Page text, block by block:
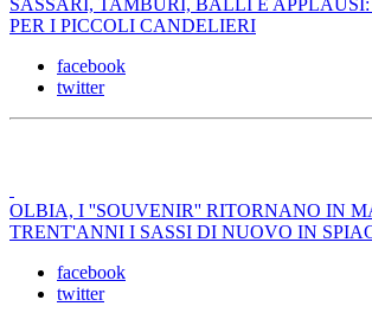
SASSARI, TAMBURI, BALLI E
PER I PICCOLI CANDELIERI
facebook
twitter
OLBIA, I ''SOUVENIR'' RITORNANO IN
TRENT'ANNI I SASSI DI NUOVO IN
facebook
twitter